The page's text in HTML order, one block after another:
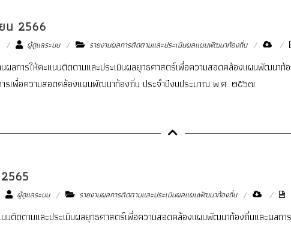
น 2566
ผู้ดูแลระบบ รายงานผลการติดตามและประเมินผลแผนพัฒนาท้องถิ่น
นผลการให้คะแนนติดตามและประเมินผลยุทธศาสตร์เพื่อความสอดคล้องแผนพัฒนาท้
ารเพื่อความสอดคล้องแผนพัฒนาท้องถิ่น ประจำปีงบประมาณ พ.ศ. ๒๕๖๗
ผู้ดูแลระบบ รายงานผลการติดตามและประเมินผลแผนพัฒนาท้องถิ่น
นนติดตามและประเมินผลยุทธศาสตร์เพื่อความสอดคล้องแผนพัฒนาท้องถิ่นและผลกา